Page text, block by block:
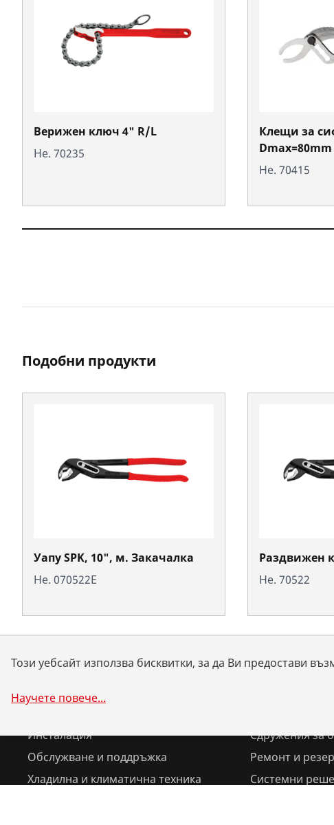
Верижен ключ 4" R/L
Не. 70235
Клещи за
Dmax=80mm
Не. 70415
Подобни продукти
Уапу SPK, 10", м. Закачалка
Не. 070522E
Раздвижен
Не. 70522
Инсталация
Обслужване и поддръжка
Хладилна и климатична техника
Сдружения за
Ремонт и
Системни
Този уебсайт използва бисквитки, за да Ви предостави
Научете повече...